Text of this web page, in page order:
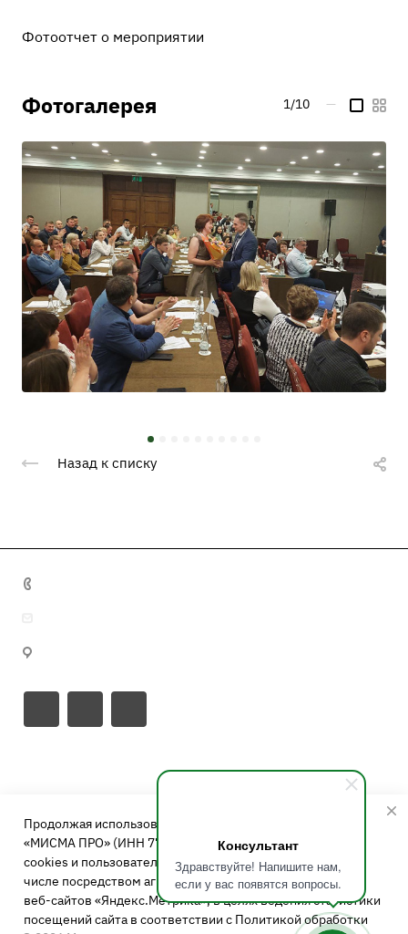
Консультант
Здравствуйте! Напишите нам,
если у вас появятся вопросы.
Фотоотчет о мероприятии
Фотогалерея 1/10 —
Назад к списку
Птицеводство
Аквакультура
Петфуд
Кормовые добавки
Аминокислоты
Витамины
Компания
Сотрудники
Поставщики
Бройлеры
Продолжая использовать сайт, Вы даете согласие ООО
«МИСМА ПРО» (ИНН 7743885155) на обработку файлов
cookies и пользовательских данных, собираемых в том
числе посредством агрегатора статистики посетителей
веб-сайтов «Яндекс.Метрика», в целях ведения статистики
посещений сайта в соответствии с Политикой обработки